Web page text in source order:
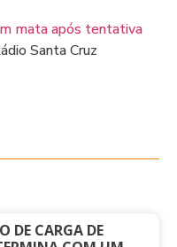
mata após tentativa
Santa Cruz
DE CARGA DE